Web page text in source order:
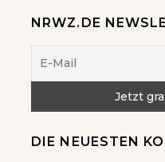
NRWZ.DE
DIE NEUESTEN